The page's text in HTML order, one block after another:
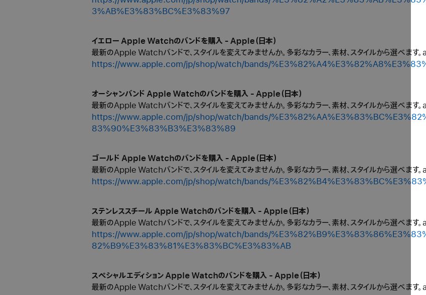
3%AB%E3%83%BC%E3%83%97
イエロー Apple Watchのバンドを購入 - Apple（日本）
最新のApple Watchバンドで、スタイルを変えてみませんか。多彩なカラー、素材、スタイルから選べます
https://www.apple.com/jp/shop/watch/bands/
オーシャンバンド Apple Watchのバンドを購入 - Apple（日本）
最新のApple Watchバンドで、スタイルを変えてみませんか。多彩なカラー、素材、スタイルから選べます
https://www.apple.com/jp/shop/watch/bands/
83%90%E3%83%B3%E3%83%89
ゴールド Apple Watchのバンドを購入 - Apple（日本）
最新のApple Watchバンドで、スタイルを変えてみませんか。多彩なカラー、素材、スタイルから選べます
https://www.apple.com/jp/shop/watch/bands/
ステンレススチール Apple Watchのバンドを購入 - Apple（日本）
最新のApple Watchバンドで、スタイルを変えてみませんか。多彩なカラー、素材、スタイルから選べます
https://www.apple.com/jp/shop/watch/bands/
82%B9%E3%83%81%E3%83%BC%E3%83%AB
スペシャルエディション Apple Watchのバンドを購入 - Apple（日本）
最新のApple Watchバンドで、スタイルを変えてみませんか。多彩なカラー、素材、スタイルから選べます